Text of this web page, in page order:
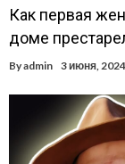
Как первая
доме
Byadmin 3 июня, 2024